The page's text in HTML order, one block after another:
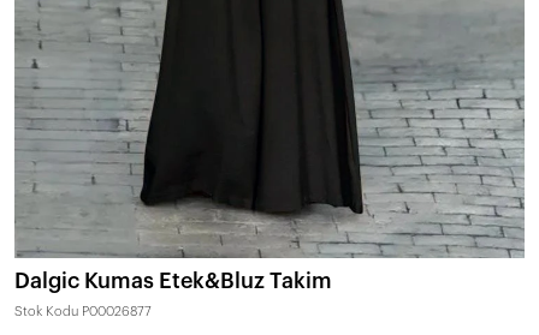
Dalgic Kumas Etek&Bluz Takim
Stok Kodu P00026877